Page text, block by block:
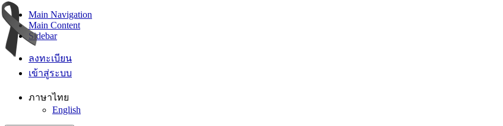
Main Navigation
Main Content
Sidebar
ลงทะเบียน
เข้าสู่ระบบ
ภาษาไทย
English